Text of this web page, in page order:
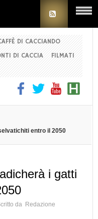
DI CACCIANDO
DI CACCIA
FILMATI
entro il 2050
i gatti
da Redazione